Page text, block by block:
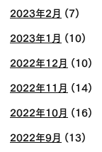
2023年2月 (7)
2023年1月 (10)
2022年12月 (10)
2022年11月 (14)
2022年10月 (16)
2022年9月 (13)